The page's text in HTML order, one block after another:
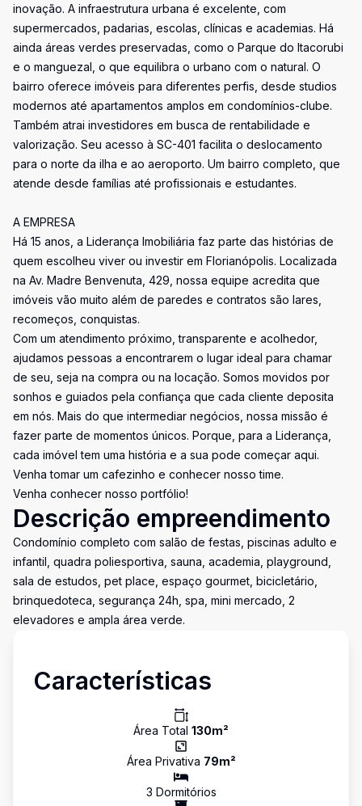
inovação. A infraestrutura urbana é excelente, com
supermercados, padarias, escolas, clínicas e academias. Há
ainda áreas verdes preservadas, como o Parque do Itacorubi
e o manguezal, o que equilibra o urbano com o natural. O
bairro oferece imóveis para diferentes perfis, desde studios
modernos até apartamentos amplos em condomínios-clube.
Também atrai investidores em busca de rentabilidade e
valorização. Seu acesso à SC-401 facilita o deslocamento
para o norte da ilha e ao aeroporto. Um bairro completo, que
atende desde famílias até profissionais e estudantes.
A EMPRESA
Há 15 anos, a Liderança Imobiliária faz parte das histórias de
quem escolheu viver ou investir em Florianópolis. Localizada
na Av. Madre Benvenuta, 429, nossa equipe acredita que
imóveis vão muito além de paredes e contratos são lares,
recomeços, conquistas.
Com um atendimento próximo, transparente e acolhedor,
ajudamos pessoas a encontrarem o lugar ideal para chamar
de seu, seja na compra ou na locação. Somos movidos por
sonhos e guiados pela confiança que cada cliente deposita
em nós. Mais do que intermediar negócios, nossa missão é
fazer parte de momentos únicos. Porque, para a Liderança,
cada imóvel tem uma história e a sua pode começar aqui.
Venha tomar um cafezinho e conhecer nosso time.
Venha conhecer nosso portfólio!
Descrição empreendimento
Condomínio completo com salão de festas, piscinas adulto e
infantil, quadra poliesportiva, sauna, academia, playground,
sala de estudos, pet place, espaço gourmet, bicicletário,
brinquedoteca, segurança 24h, spa, mini mercado, 2
elevadores e ampla área verde.
Características
Área Total 130m²
Área Privativa 79m²
3 Dormitórios